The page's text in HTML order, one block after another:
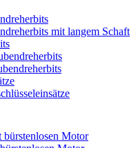
mit langem Schaft
Motor